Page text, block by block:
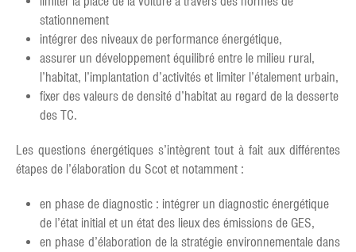
stationnement
intégrer des niveaux de performance énergétique,
assurer un développement équilibré entre le milieu rural,
l’habitat, l’implantation d’activités et limiter l’étalement urbain,
fixer des valeurs de densité d’habitat au regard de la desserte
des TC.
Les questions énergétiques s’intègrent tout à fait aux différentes
étapes de l’élaboration du Scot et notamment :
en phase de diagnostic : intégrer un diagnostic énergétique
de l’état initial et un état des lieux des émissions de GES,
en phase d’élaboration de la stratégie environnementale dans